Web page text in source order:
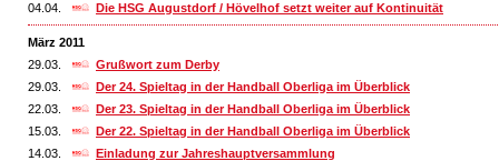
04.04.
Die HSG Augustdorf / Hövelhof setzt weiter auf Kontinuität
März 2011
29.03.
Grußwort zum Derby
29.03.
Der 24. Spieltag in der Handball Oberliga im Überblick
22.03.
Der 23. Spieltag in der Handball Oberliga im Überblick
15.03.
Der 22. Spieltag in der Handball Oberliga im Überblick
14.03.
Einladung zur Jahreshauptversammlung